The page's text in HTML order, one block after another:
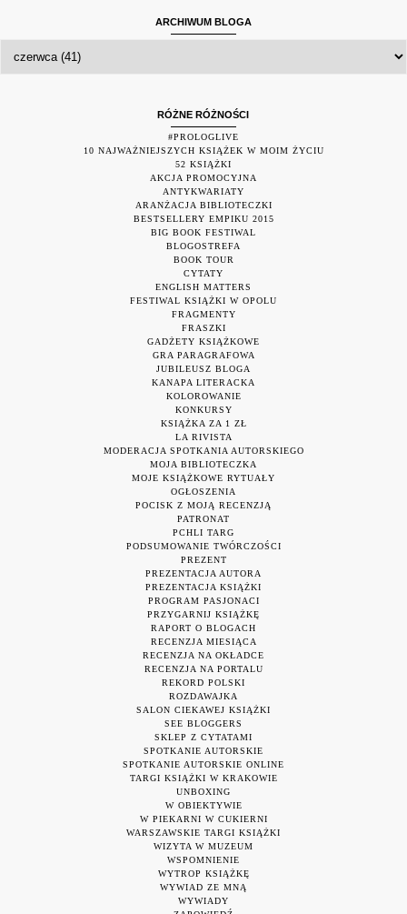
ARCHIWUM BLOGA
RÓŻNE RÓŻNOŚCI
#PROLOGLIVE
10 NAJWAŻNIEJSZYCH KSIĄŻEK W MOIM ŻYCIU
52 KSIĄŻKI
AKCJA PROMOCYJNA
ANTYKWARIATY
ARANŻACJA BIBLIOTECZKI
BESTSELLERY EMPIKU 2015
BIG BOOK FESTIWAL
BLOGOSTREFA
BOOK TOUR
CYTATY
ENGLISH MATTERS
FESTIWAL KSIĄŻKI W OPOLU
FRAGMENTY
FRASZKI
GADŻETY KSIĄŻKOWE
GRA PARAGRAFOWA
JUBILEUSZ BLOGA
KANAPA LITERACKA
KOLOROWANIE
KONKURSY
KSIĄŻKA ZA 1 ZŁ
LA RIVISTA
MODERACJA SPOTKANIA AUTORSKIEGO
MOJA BIBLIOTECZKA
MOJE KSIĄŻKOWE RYTUAŁY
OGŁOSZENIA
POCISK Z MOJĄ RECENZJĄ
PATRONAT
PCHLI TARG
PODSUMOWANIE TWÓRCZOŚCI
PREZENT
PREZENTACJA AUTORA
PREZENTACJA KSIĄŻKI
PROGRAM PASJONACI
PRZYGARNIJ KSIĄŻKĘ
RAPORT O BLOGACH
RECENZJA MIESIĄCA
RECENZJA NA OKŁADCE
RECENZJA NA PORTALU
REKORD POLSKI
ROZDAWAJKA
SALON CIEKAWEJ KSIĄŻKI
SEE BLOGGERS
SKLEP Z CYTATAMI
SPOTKANIE AUTORSKIE
SPOTKANIE AUTORSKIE ONLINE
TARGI KSIĄŻKI W KRAKOWIE
UNBOXING
W OBIEKTYWIE
W PIEKARNI W CUKIERNI
WARSZAWSKIE TARGI KSIĄŻKI
WIZYTA W MUZEUM
WSPOMNIENIE
WYTROP KSIĄŻKĘ
WYWIAD ZE MNĄ
WYWIADY